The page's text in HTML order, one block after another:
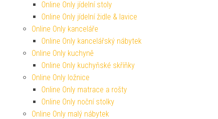
Online Only jídelní stoly
Online Only jídelní židle & lavice
Online Only kanceláře
Online Only kancelářský nábytek
Online Only kuchyně
Online Only kuchyňské skříňky
Online Only ložnice
Online Only matrace a rošty
Online Only noční stolky
Online Only malý nábytek